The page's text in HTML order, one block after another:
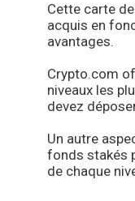
Cette carte
acquis en
avantages.
Crypto.com
niveaux les
devez
Un autre
fonds stakés
de chaque